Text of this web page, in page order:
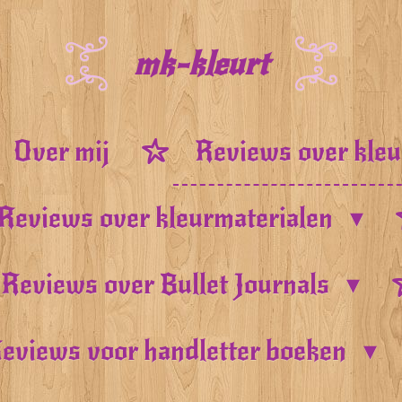
mk-kleurt
Over mij Reviews over
over kleurmaterialen
Reviews over Bullet Journals
voor handletter boeken